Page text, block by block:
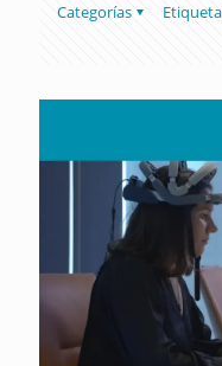
Categorías